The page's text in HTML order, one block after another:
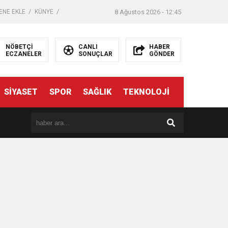
EKLE KÜNYE 8 Ağustos 2026 - 12:45
NÖBETÇİ
ECZANELER
CANLI
SONUÇLAR
HABER
GÖNDER
SİYASET SPOR SAĞLIK TEKNOLOJİ